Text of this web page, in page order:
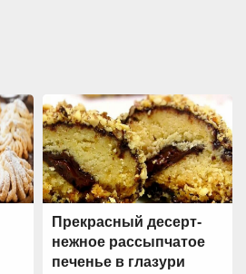
Прекрасный десерт-
нежное рассыпчатое
печенье в глазури